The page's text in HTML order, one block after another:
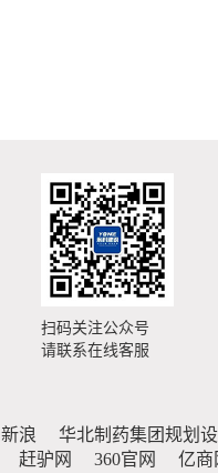
扫码关注公众号
请联系在线客服
新浪
华北制药集团规划
赶驴网 360官网 亿商